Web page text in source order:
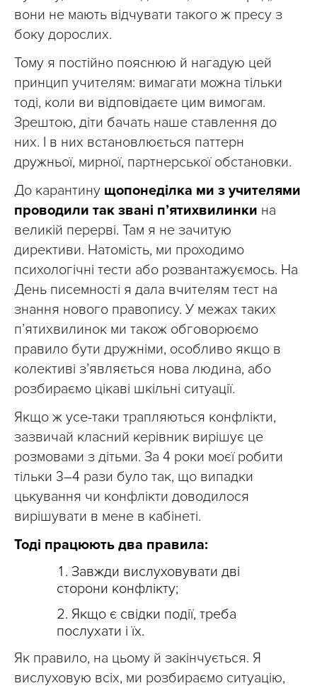
вони не мають відчувати такого ж пресу з
боку дорослих.
Тому я постійно пояснюю й нагадую цей
принцип учителям: вимагати можна тільки
тоді, коли ви відповідаєте цим вимогам.
Зрештою, діти бачать наше ставлення до
них. І в них встановлюється паттерн
дружньої, мирної, партнерської обстановки.
До карантину щопонеділка ми з учителями
проводили так звані п’ятихвилинки на
великій перерві. Там я не зачитую
директиви. Натомість, ми проходимо
психологічні тести або розвантажуємось. На
День писемності я дала вчителям тест на
знання нового правопису. У межах таких
п’ятихвилинок ми також обговорюємо
правило бути дружніми, особливо якщо в
колективі з’являється нова людина, або
розбираємо цікаві шкільні ситуації.
Якщо ж усе-таки трапляються конфлікти,
зазвичай класний керівник вирішує це
розмовами з дітьми. За 4 роки моєї робити
тільки 3–4 рази було так, що випадки
цькування чи конфлікти доводилося
вирішувати в мене в кабінеті.
Тоді працюють два правила:
Завжди вислуховувати дві
сторони конфлікту;
Якщо є свідки події, треба
послухати і їх.
Як правило, на цьому й закінчується. Я
вислуховую всіх, ми розбираємо ситуацію,